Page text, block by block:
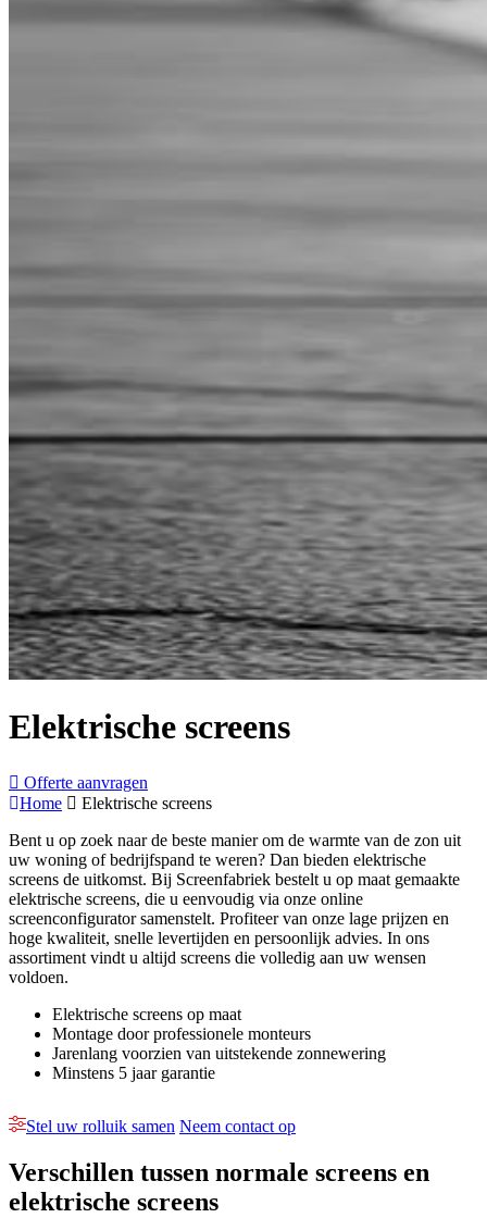
Elektrische screens
Offerte aanvragen
Home
Elektrische screens
Bent u op zoek naar de beste manier om de warmte van de zon uit
uw woning of bedrijfspand te weren? Dan bieden elektrische
screens de uitkomst. Bij Screenfabriek bestelt u op maat gemaakte
elektrische screens, die u eenvoudig via onze online
screenconfigurator samenstelt. Profiteer van onze lage prijzen en
hoge kwaliteit, snelle levertijden en persoonlijk advies. In ons
assortiment vindt u altijd screens die volledig aan uw wensen
voldoen.
Elektrische screens op maat
Montage door professionele monteurs
Jarenlang voorzien van uitstekende zonnewering
Minstens 5 jaar garantie
Stel uw rolluik samen Neem contact op
Verschillen tussen normale screens en
elektrische screens